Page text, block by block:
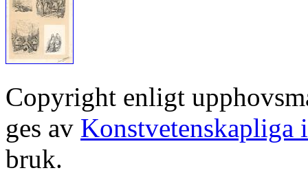
Copyright enligt
ges av Konstvetenskapliga
bruk.